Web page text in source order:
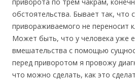
обстоятельства. Бывает так, что
привораживаемого не переносит
Может быть, что у человека уже
вмешательства с помощью
перед приворотом я провожу
что можно сделать, как это